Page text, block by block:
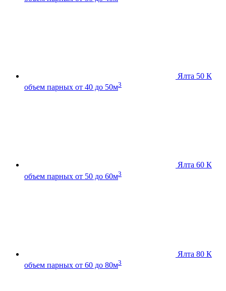
Ялта 50 К
объем парных от 40 до 50м3
Ялта 60 К
объем парных от 50 до 60м3
Ялта 80 К
объем парных от 60 до 80м3